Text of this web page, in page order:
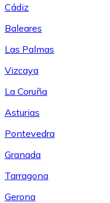
Cádiz
Baleares
Las Palmas
Vizcaya
La Coruña
Asturias
Pontevedra
Granada
Tarragona
Gerona